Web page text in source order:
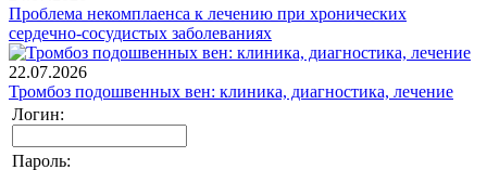
Проблема некомплаенса к лечению при хронических
сердечно-сосудистых заболеваниях
22.07.2026
Тромбоз подошвенных вен: клиника, диагностика, лечение
Логин:
Пароль: